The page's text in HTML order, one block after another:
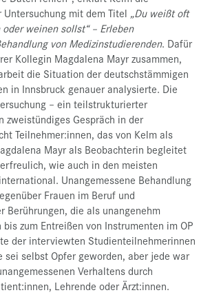
mit dem Titel „Du weißt oft
weinen sollst“ – Erleben
von Medizinstudierenden. Dafür
Kollegin Magdalena Mayr zusammen,
die Situation der deutschstämmigen
in Innsbruck genauer analysierte. Die
– ein teilstrukturierter
zweistündiges Gespräch in der
Teilnehmer:innen, das von Kelm als
Mayr als Beobachterin begleitet
wie auch in den meisten
Unangemessene Behandlung
Frauen im Beruf und
Berührungen, die als unangenehm
zum Entreißen von Instrumenten im OP
der interviewten Studienteilnehmerinnen
sei selbst Opfer geworden, aber jede war
Verhaltens durch
Lehrende oder Ärzt:innen.